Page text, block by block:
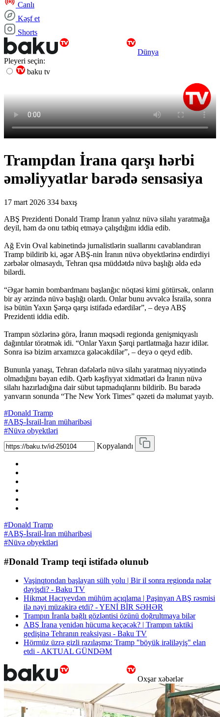
Canlı
Kəşf et
Shorts
Dünya
Pleyeri seçin:
baku tv
Trampdan İrana qarşı hərbi
əməliyyatlar barədə sensasiya
17 mart 2026 334 baxış
ABŞ Prezidenti Donald Tramp İranın yalnız nüvə silahı yaratmağa
deyil, həm də onu tətbiq etməyə çalışdığını iddia edib.
Ağ Evin Oval kabinetində jurnalistlərin suallarını cavablandıran
Tramp bildirib ki, əgər ABŞ-nin İranın nüvə obyektlərinə endirdiyi
zərbələr olmasaydı, Tehran qısa müddətdə nüvə başlığı əldə edə
bilərdi.
“Əgər həmin bombardmanı başlanğıc nöqtəsi kimi götürsək, onların
bir ay ərzində nüvə başlığı olardı. Onlar bunu əvvəlcə İsrailə, sonra
isə bütün Yaxın Şərqə qarşı istifadə edərdilər”, – deyə ABŞ
Prezidenti iddia edib.
Trampın sözlərinə görə, İranın məqsədi regionda genişmiqyaslı
dağıntılar törətmək idi. “Onlar Yaxın Şərqi partlatmağa hazır idilər.
Sonra isə bizim arxamızca gələcəkdilər”, – deyə o qeyd edib.
Bununla yanaşı, Tehran dəfələrlə nüvə silahı yaratmaq niyyətində
olmadığını bəyan edib. Qərb kəşfiyyat xidmətləri də İranın nüvə
silahı hazırladığına dair sübut tapmadıqlarını bildirib. Bu barədə
yanvarın sonunda “The New York Times” qəzeti də məlumat yayıb.
#Donald Tramp
#ABŞ-İsrail-İran müharibəsi
#Nüvə obyektləri
Kopyalandı
#Donald Tramp
#ABŞ-İsrail-İran müharibəsi
#Nüvə obyektləri
#Donald Tramp teqi istifadə olunub
Vaşinqtondan başlayan sülh yolu | Bir il sonra regionda nələr
dəyişdi? - Baku TV
Hikmət Hacıyevdən mühüm açıqlama | Paşinyan ABŞ rəsmisi
ilə nəyi müzakirə etdi? - YENİ BİR SƏHƏR
Trampın İranla bağlı gözləntisi özünü doğrultmaya bilər
ABŞ İrana yenidən hücuma keçəcək? | Trampın taktiki
gedişinə Tehranın reaksiyası - Baku TV
Hörmüz üzrə gizli razılaşma: Tramp "böyük irəliləyiş" elan
etdi - AKTUAL GÜNDƏM
Oxşar xəbərlər